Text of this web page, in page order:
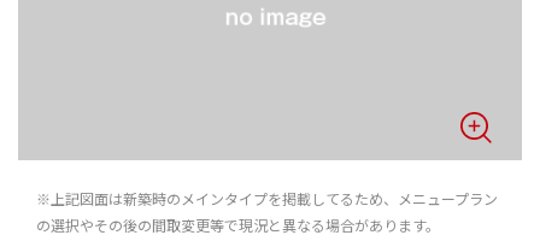
※上記図面は新築時のメインタイプを掲載してるため、メニュープラン
の選択やその後の間取変更等で現況と異なる場合があります。